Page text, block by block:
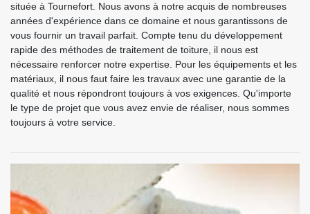
située à Tournefort. Nous avons à notre acquis de nombreuses
années d'expérience dans ce domaine et nous garantissons de
vous fournir un travail parfait. Compte tenu du développement
rapide des méthodes de traitement de toiture, il nous est
nécessaire renforcer notre expertise. Pour les équipements et les
matériaux, il nous faut faire les travaux avec une garantie de la
qualité et nous répondront toujours à vos exigences. Qu'importe
le type de projet que vous avez envie de réaliser, nous sommes
toujours à votre service.